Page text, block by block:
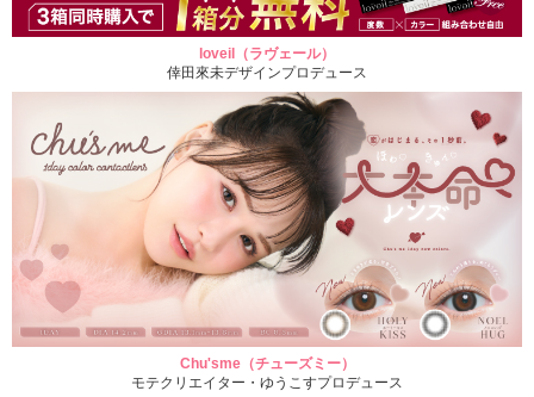
loveil（ラヴェール）
倖田來未デザインプロデュース
Chu'sme（チューズミー）
モテクリエイター・ゆうこすプロデュース